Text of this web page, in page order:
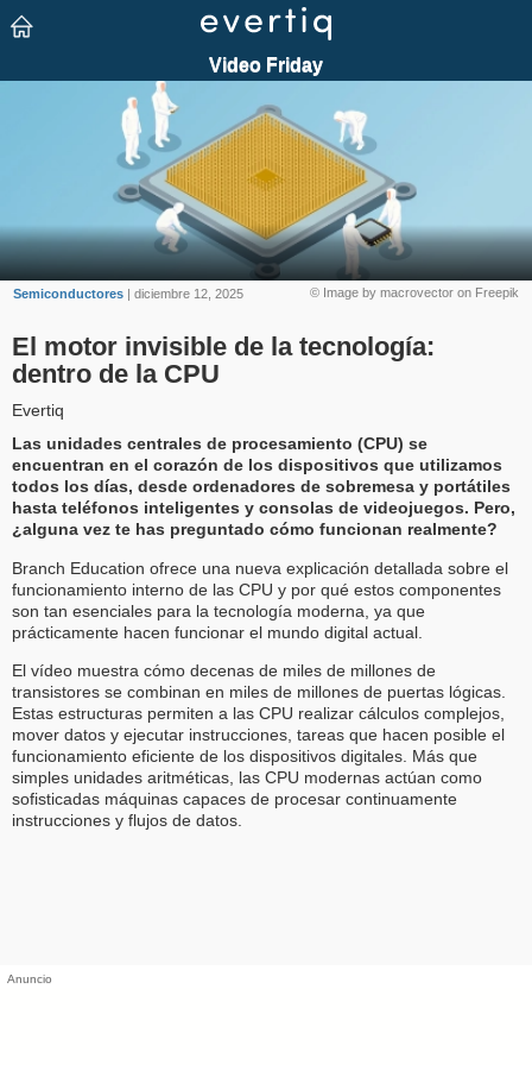
© Image by macrovector on Freepik
Semiconductores | diciembre 12, 2025
El motor invisible de la tecnología:
dentro de la CPU
Evertiq
Las unidades centrales de procesamiento (CPU) se
encuentran en el corazón de los dispositivos que utilizamos
todos los días, desde ordenadores de sobremesa y portátiles
hasta teléfonos inteligentes y consolas de videojuegos. Pero,
¿alguna vez te has preguntado cómo funcionan realmente?
Branch Education ofrece una nueva explicación detallada sobre el
funcionamiento interno de las CPU y por qué estos componentes
son tan esenciales para la tecnología moderna, ya que
prácticamente hacen funcionar el mundo digital actual.
El vídeo muestra cómo decenas de miles de millones de
transistores se combinan en miles de millones de puertas lógicas.
Estas estructuras permiten a las CPU realizar cálculos complejos,
mover datos y ejecutar instrucciones, tareas que hacen posible el
funcionamiento eficiente de los dispositivos digitales. Más que
simples unidades aritméticas, las CPU modernas actúan como
sofisticadas máquinas capaces de procesar continuamente
instrucciones y flujos de datos.
Anuncio